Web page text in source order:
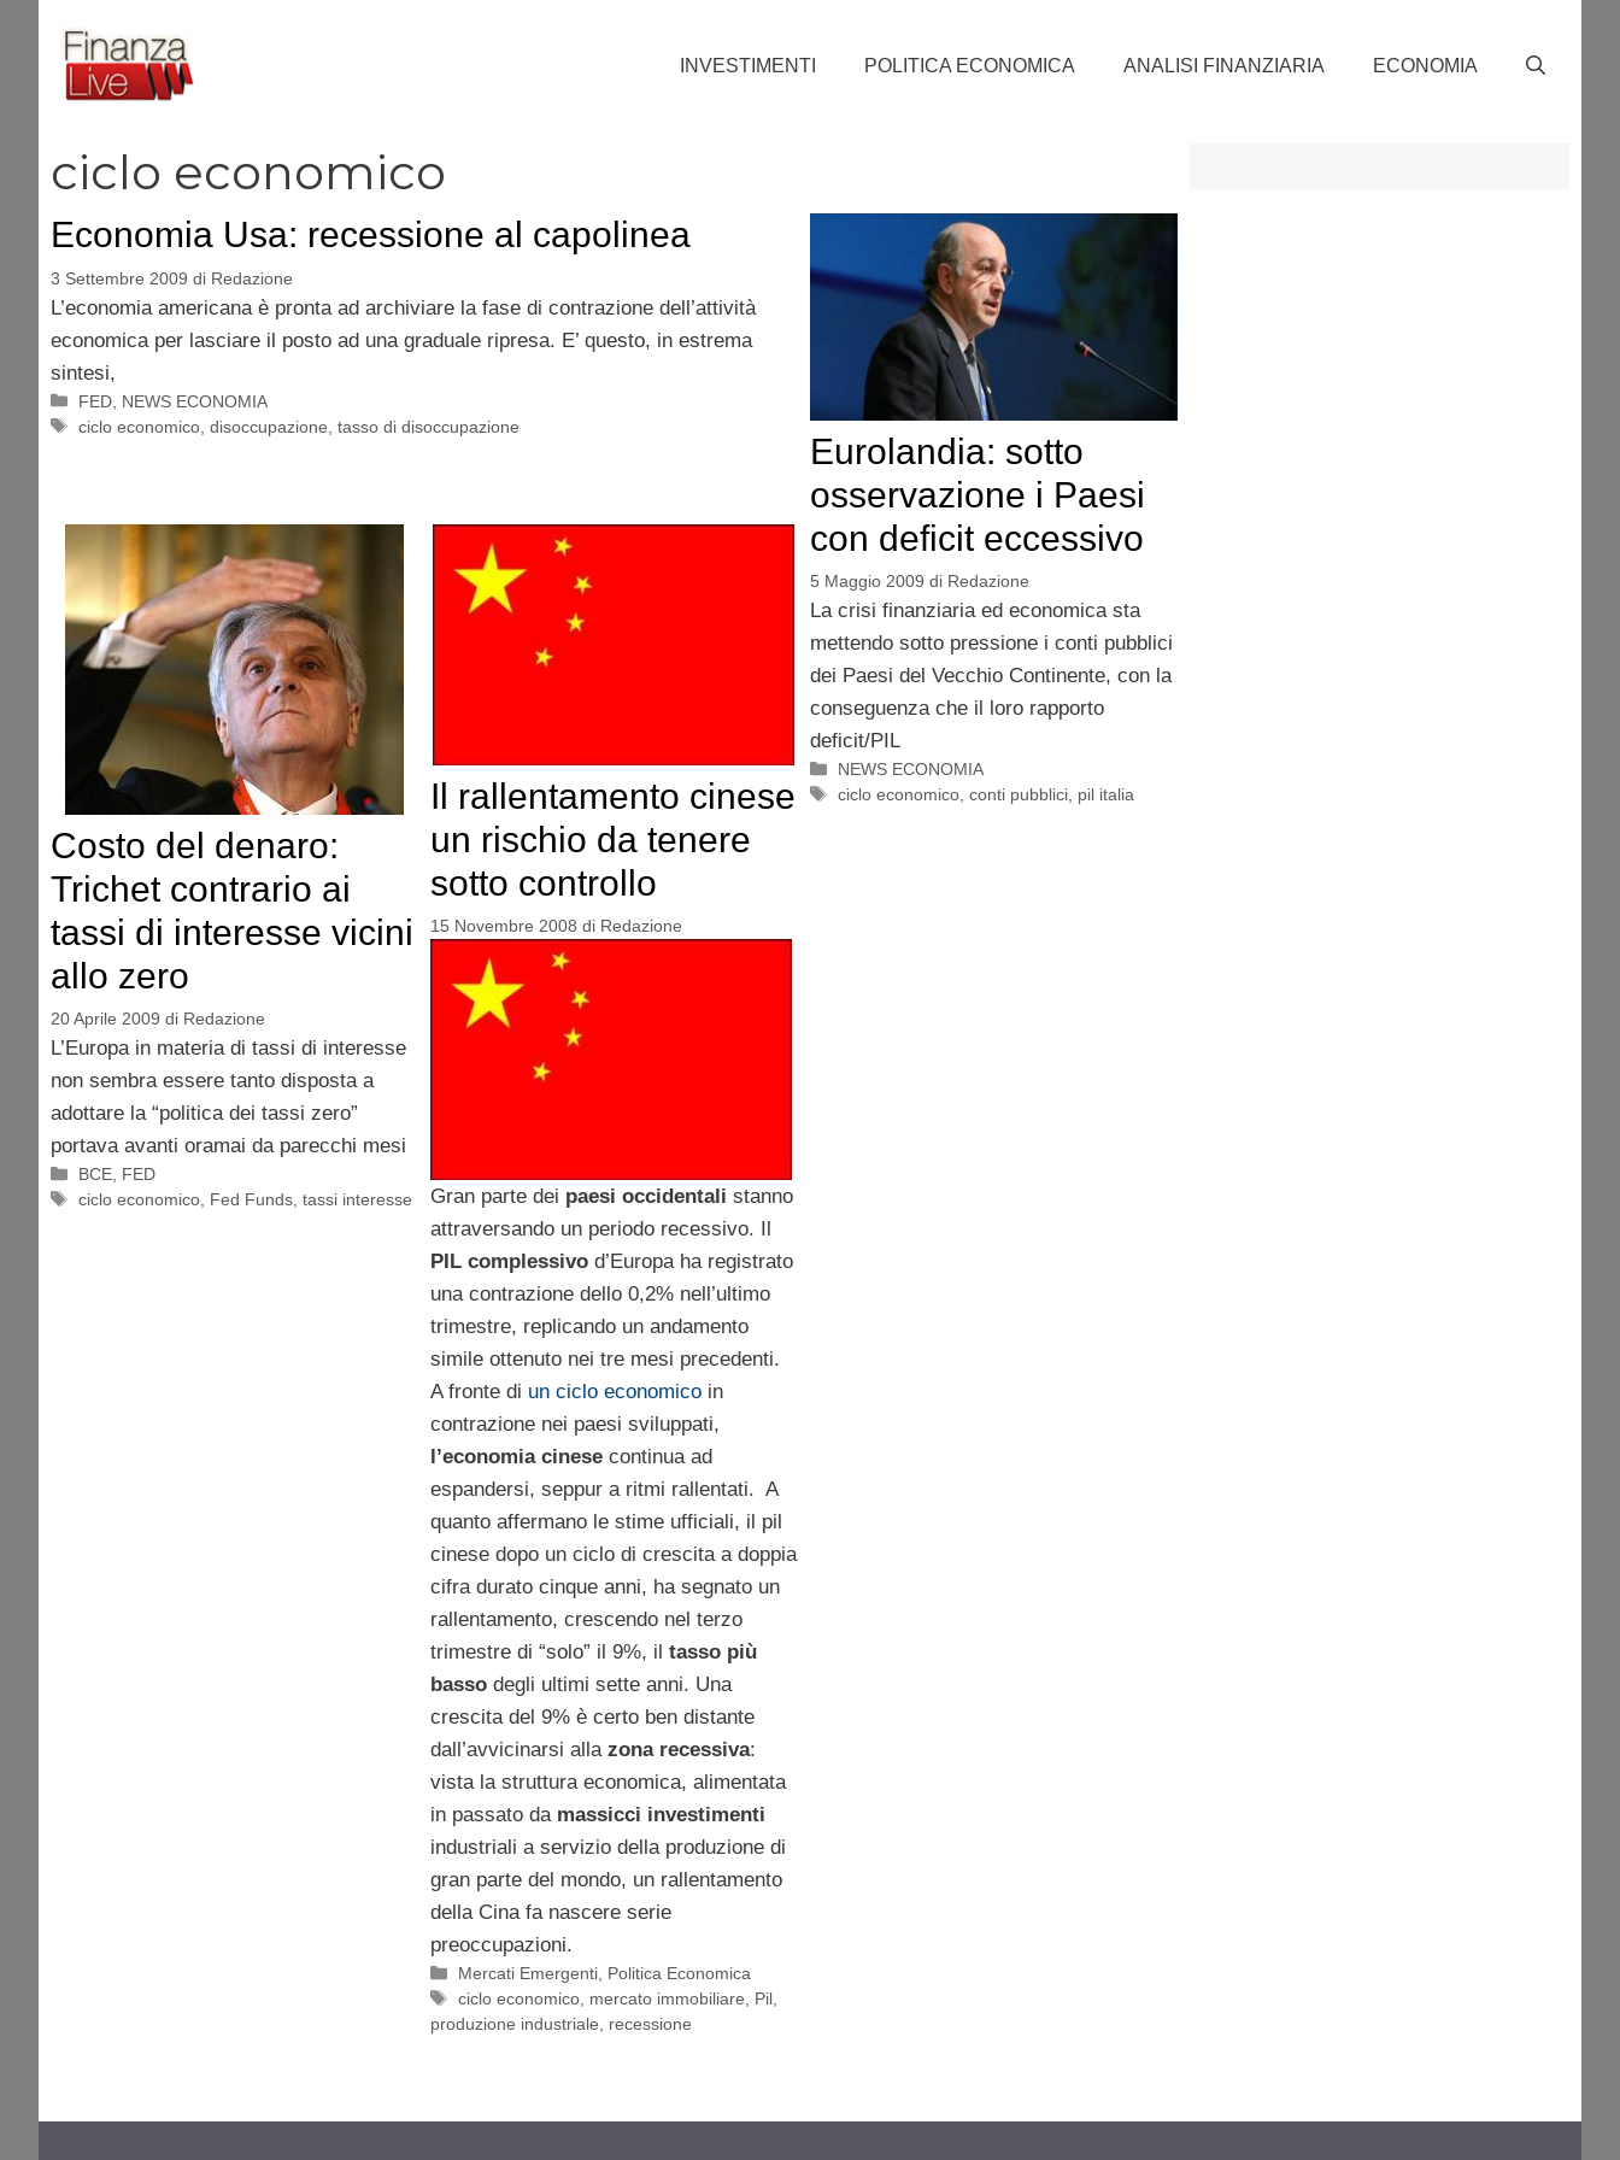
contenuto
INVESTIMENTI POLITICA ECONOMICA ANALISI FINANZIARIA ECONOMIA
ciclo economico
Economia Usa: recessione al capolinea
3 Settembre 2009 di Redazione
L’economia americana è pronta ad archiviare la fase di contrazione dell’attività
economica per lasciare il posto ad una graduale ripresa. E’ questo, in estrema
sintesi,
Categorie
FED NEWS ECONOMIA
Tag
ciclo economico ,disoccupazione ,tasso di disoccupazione
Eurolandia: sotto
osservazione i Paesi
con deficit eccessivo
5 Maggio 2009 di Redazione
La crisi finanziaria ed economica sta
mettendo sotto pressione i conti pubblici
dei Paesi del Vecchio Continente, con la
conseguenza che il loro rapporto
deficit/PIL
Categorie
NEWS ECONOMIA
Tag
ciclo economico ,conti pubblici pil italia
Costo del denaro:
Trichet contrario ai
tassi di interesse vicini
allo zero
20 Aprile 2009 di Redazione
L’Europa in materia di tassi di interesse
non sembra essere tanto disposta a
adottare la “politica dei tassi zero”
portava avanti oramai da parecchi mesi
Categorie
BCE FED
Tag
ciclo economico Fed Funds ,tassi interesse
Il rallentamento cinese
un rischio da tenere
sotto controllo
15 Novembre 2008 di Redazione
Gran parte dei paesi occidentali stanno
attraversando un periodo recessivo. Il
PIL complessivod’Europa ha registrato
una contrazione dello 0,2% nell’ultimo
trimestre, replicando un andamento
simile ottenuto nei tre mesi precedenti.
A fronte di un ciclo economicoin
contrazione nei paesi sviluppati,
l’economia cinesecontinua ad
espandersi, seppur a ritmi rallentati. A
quanto affermano le stime ufficiali, il pil
cinese dopo un ciclo di crescita a doppia
cifra durato cinque anni, ha segnato un
rallentamento, crescendo nel terzo
trimestre di “solo” il 9%, il tasso più
bassodegli ultimi sette anni. Una
crescita del 9% è certo ben distante
dall’avvicinarsi alla zona recessiva:
vista la struttura economica, alimentata
in passato da massicci investimenti
industriali a servizio della produzione di
gran parte del mondo, un rallentamento
della Cina fa nascere serie
preoccupazioni.
Categorie
Mercati Emergenti Politica Economica
Tag
ciclo economico mercato immobiliare Pil
produzione industriale
recessione